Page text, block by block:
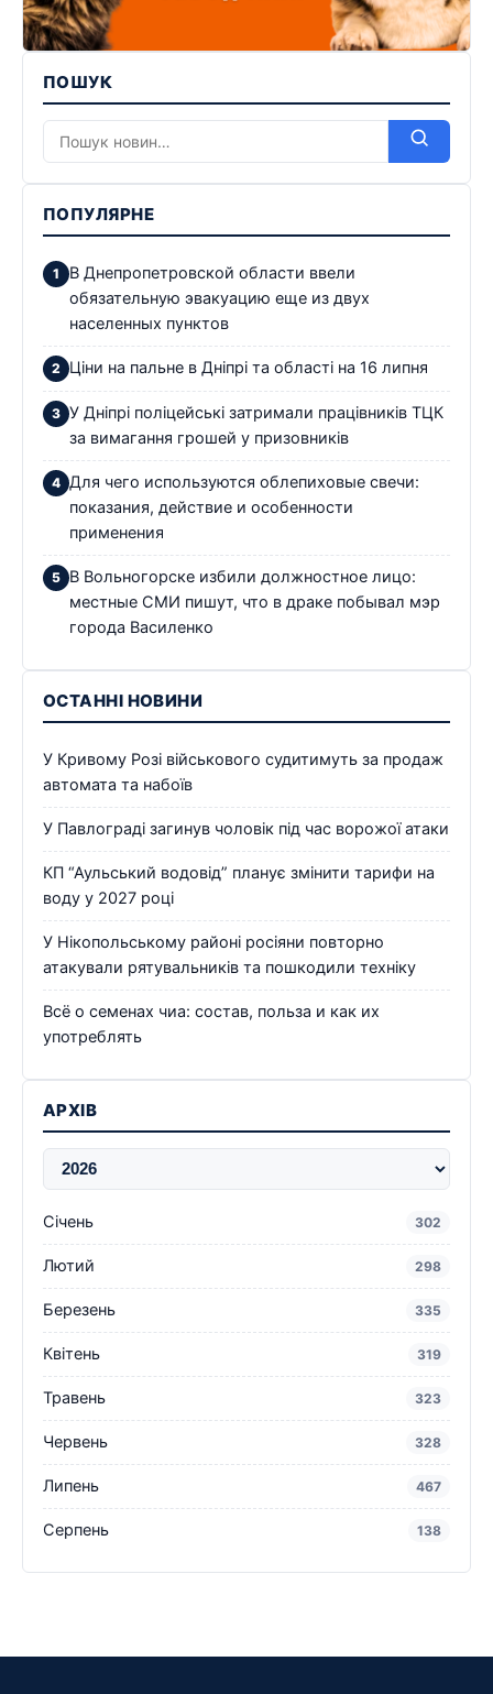
ПОШУК
ПОПУЛЯРНЕ
В Днепропетровской области ввели
обязательную эвакуацию еще из двух
населенных пунктов
Ціни на пальне в Дніпрі та області на 16 липня
У Дніпрі поліцейські затримали працівників ТЦК
за вимагання грошей у призовників
Для чего используются облепиховые свечи:
показания, действие и особенности
применения
В Вольногорске избили должностное лицо:
местные СМИ пишут, что в драке побывал мэр
города Василенко
ОСТАННІ НОВИНИ
У Кривому Розі військового судитимуть за продаж
автомата та набоїв
У Павлограді загинув чоловік під час ворожої атаки
КП “Аульський водовід” планує змінити тарифи на
воду у 2027 році
У Нікопольському районі росіяни повторно
атакували рятувальників та пошкодили техніку
Всё о семенах чиа: состав, польза и как их
употреблять
АРХІВ
Січень 302
Лютий 298
Березень 335
Квітень 319
Травень 323
Червень 328
Липень 467
Серпень 138